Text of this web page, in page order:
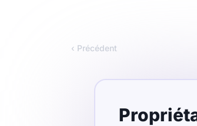
Résidence étudiante
Non meublé
‹ Précédent